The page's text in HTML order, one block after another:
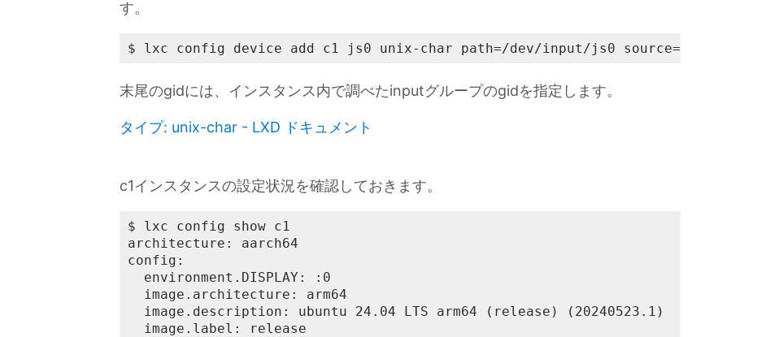
す。
$ lxc config device add c1 js0 unix-char path=/dev/input/js0 source=/dev/
末尾のgidには、インスタンス内で調べたinputグループのgidを指定します。
タイプ: unix-char - LXD ドキュメント
c1インスタンスの設定状況を確認しておきます。
$ lxc config show c1
architecture: aarch64
config:
  environment.DISPLAY: :0
  image.architecture: arm64
  image.description: ubuntu 24.04 LTS arm64 (release) (20240523.1)
  image.label: release